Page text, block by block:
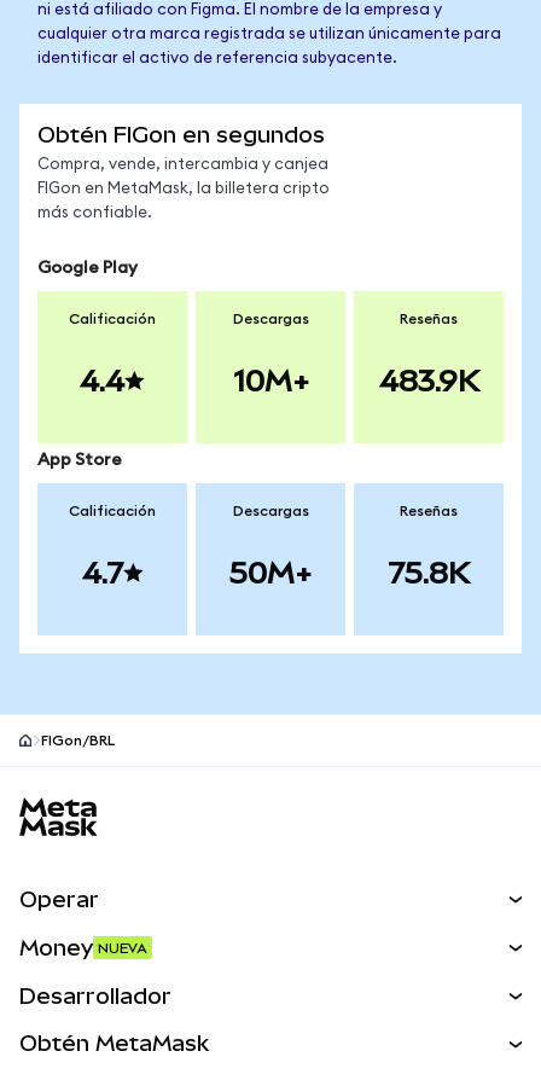
ni está afiliado con Figma. El nombre de la empresa y
cualquier otra marca registrada se utilizan únicamente para
identificar el activo de referencia subyacente.
Obtén FIGon en segundos
Compra, vende, intercambia y canjea
FIGon en MetaMask, la billetera cripto
más confiable.
Google Play
Calificación
4.4
Descargas
10M+
Reseñas
483.9K
App Store
Calificación
4.7
Descargas
50M+
Reseñas
75.8K
FIGon/BRL
Operar
Activos del mundo real
Money NUEVA
Desarrollador
Obtén MetaMask